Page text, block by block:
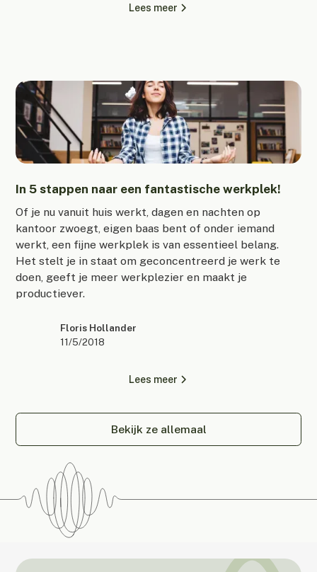
Lees meer
In 5 stappen naar een fantastische werkplek!
Of je nu vanuit huis werkt, dagen en nachten op
kantoor zwoegt, eigen baas bent of onder iemand
werkt, een fijne werkplek is van essentieel belang.
Het stelt je in staat om geconcentreerd je werk te
doen, geeft je meer werkplezier en maakt je
productiever.
Floris Hollander
11/5/2018
Lees meer
Bekijk ze allemaal